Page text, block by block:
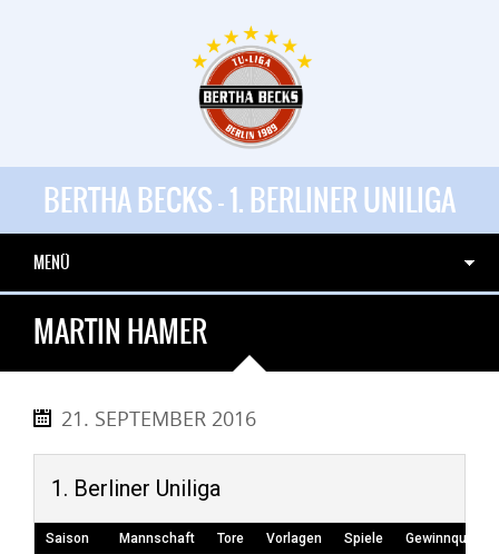
BERTHA BECKS - 1. BERLINER UNILIGA
MENÜ
MARTIN HAMER
21. SEPTEMBER 2016
1. Berliner Uniliga
Saison Mannschaft Tore Vorlagen Spiele Gewinnquote